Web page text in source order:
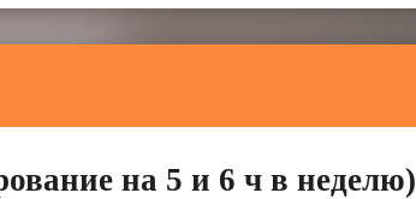
на 5 и 6 ч в неделю)